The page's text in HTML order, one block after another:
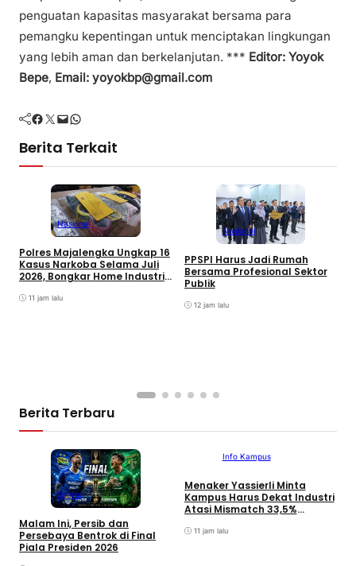
penguatan kapasitas masyarakat bersama para
pemangku kepentingan untuk menciptakan lingkungan
yang lebih aman dan berkelanjutan. *** Editor: Yoyok
Bepe, Email: yoyokbp@gmail.com
Facebook Twitter Mail WhatsApp
Berita Terkait
Nasional
Polres Majalengka Ungkap 16
Kasus Narkoba Selama Juli
2026, Bongkar Home Industri
11 jam lalu
Nasional
PPSPI Harus Jadi Rumah
Bersama Profesional Sektor
Publik
12 jam lalu
Berita Terbaru
Sports
Malam Ini, Persib dan
Persebaya Bentrok di Final
Piala Presiden 2026
Info Kampus
Menaker Yassierli Minta
Kampus Harus Dekat Industri
Atasi Mismatch 33,5%
11 jam lalu